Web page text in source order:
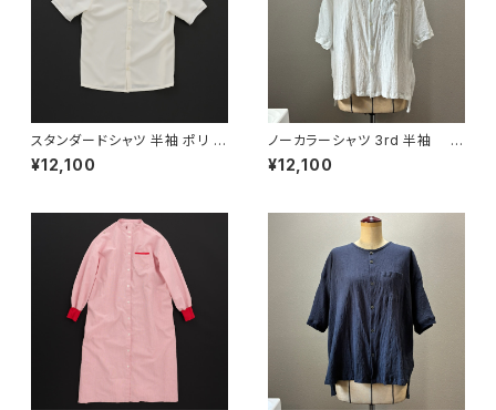
スタンダードシャツ 半袖 ポリ 白
×白
¥12,100
ノーカラーシャツ 3rd 半袖 白
×白
¥12,100